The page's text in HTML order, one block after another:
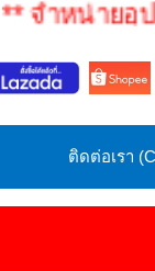
หน่ายอุปกร
ติดต่อเรา